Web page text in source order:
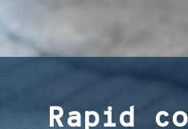
Rapid